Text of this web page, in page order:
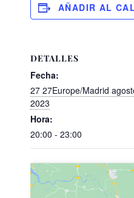
AÑADIR AL
DETALLES
Fecha:
27 27Europe/Madrid
2023
Hora:
20:00 - 23:00